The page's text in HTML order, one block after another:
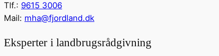
Tlf.: 9615 3006
Mail: mha@fjordland.dk
Eksperter i landbrugsrådgivning